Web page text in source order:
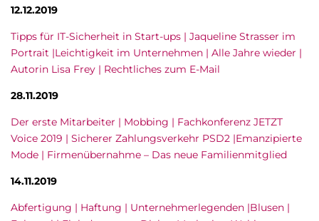
12.12.2019
Tipps für IT-Sicherheit in Start-ups | Jaqueline Strasser im
Portrait |Leichtigkeit im Unternehmen | Alle Jahre wieder |
Autorin Lisa Frey | Rechtliches zum E-Mail
28.11.2019
Der erste Mitarbeiter | Mobbing | Fachkonferenz JETZT
Voice 2019 | Sicherer Zahlungsverkehr PSD2 |Emanzipierte
Mode | Firmenübernahme – Das neue Familienmitglied
14.11.2019
Abfertigung | Haftung | Unternehmerlegenden |Blusen |